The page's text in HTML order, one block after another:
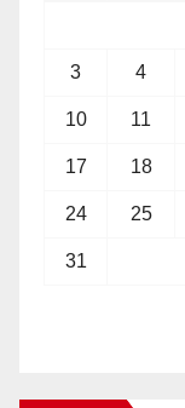
3 4
10 11
17 18
24 25
31